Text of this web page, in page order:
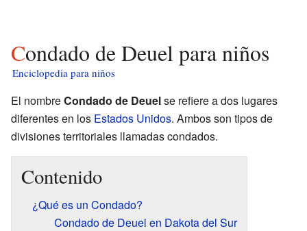
Condado de Deuel para niños
Enciclopedia para niños
El nombreCondado de Deuelse refiere a dos lugares
diferentes en los Estados Unidos. Ambos son tipos de
divisiones territoriales llamadas condados.
Contenido
¿Qué es un Condado?
Condado de Deuel en Dakota del Sur